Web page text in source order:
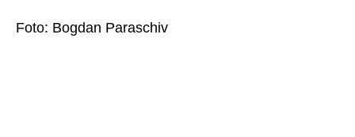
Foto: Bogdan Paraschiv